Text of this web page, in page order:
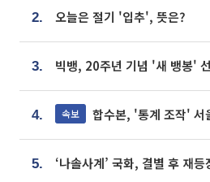
2. 오늘은 절기 '입추', 뜻은?
3.
4. 속보 합수본, '통계 조작' 서울·경기·충
5.